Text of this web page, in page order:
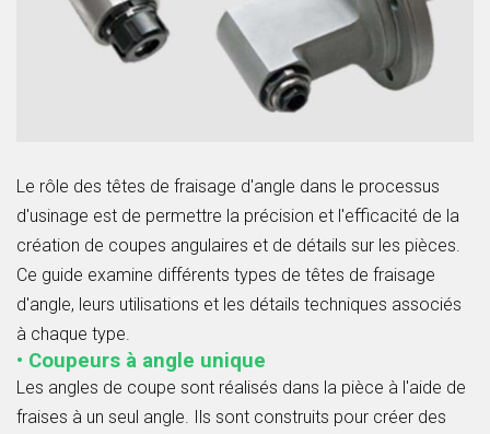
Le rôle des têtes de fraisage d'angle dans le processus
d'usinage est de permettre la précision et l'efficacité de la
création de coupes angulaires et de détails sur les pièces.
Ce guide examine différents types de têtes de fraisage
d'angle, leurs utilisations et les détails techniques associés
à chaque type.
• Coupeurs à angle unique
Les angles de coupe sont réalisés dans la pièce à l'aide de
fraises à un seul angle. Ils sont construits pour créer des